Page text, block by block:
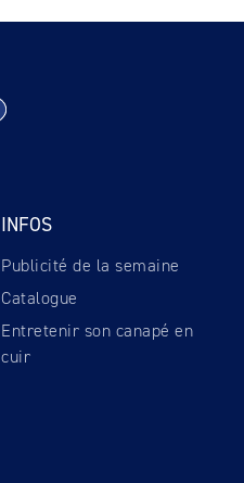
INFOS
Publicité de la semaine
Catalogue
Entretenir son canapé en
cuir